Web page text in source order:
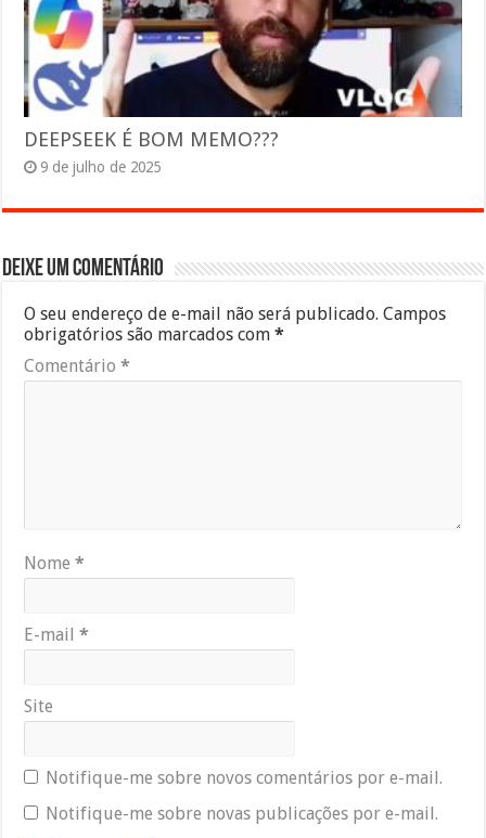
DEEPSEEK É BOM MEMO???
9 de julho de 2025
Deixe um comentário
O seu endereço de e-mail não será publicado. Campos
obrigatórios são marcados com*
Comentário*
Nome*
E-mail*
Site
Notifique-me sobre novos comentários por e-mail.
Notifique-me sobre novas publicações por e-mail.